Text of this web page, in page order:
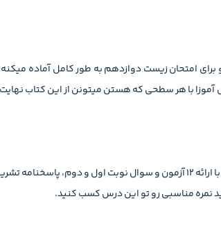
با هر سطحی که هستن میتونن از این کتاب
اگه دنبال یک کتاب مناسب برای امتحان نهایی فارسی دوازدهم هستید قطعا شب امتحان فارسی با ارائه 12
نمره مناسبی رو تو این درس کسب کنید.